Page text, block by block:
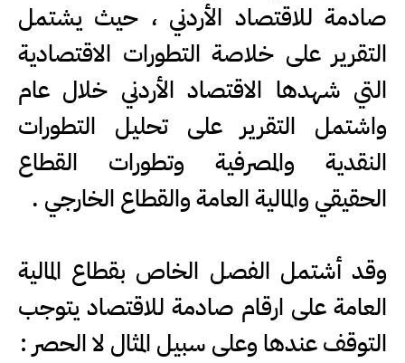
صادمة للاقتصاد الأردني ، حيث يشتمل
التقرير على خلاصة التطورات الاقتصادية
التي شهدها الاقتصاد الأردني خلال عام
واشتمل التقرير على تحليل التطورات
النقدية والمصرفية وتطورات القطاع
الحقيقي والمالية العامة والقطاع الخارجي .
وقد أشتمل الفصل الخاص بقطاع المالية
العامة على ارقام صادمة للاقتصاد يتوجب
التوقف عندها وعلى سبيل المثال لا الحصر :